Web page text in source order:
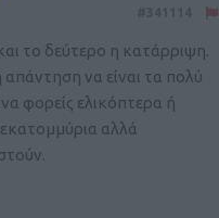
το δεύτερο η κατάρριψη.
να είναι τα πολύ
φορείς ελικόπτερα ή
αλλά